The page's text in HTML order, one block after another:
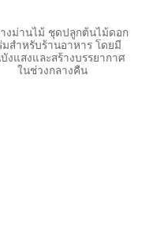
างม่านไม้ ชุดปลูกต้นไม้ดอก
มสำหรับร้านอาหาร โดยมี
งแสงและสร้างบรรยากาศ
ในช่วงกลางคืน